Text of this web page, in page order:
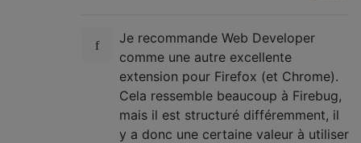
Je recommande Web Developer
comme une autre excellente
extension pour Firefox (et Chrome).
Cela ressemble beaucoup à Firebug,
mais il est structuré différemment, il
y a donc une certaine valeur à utiliser